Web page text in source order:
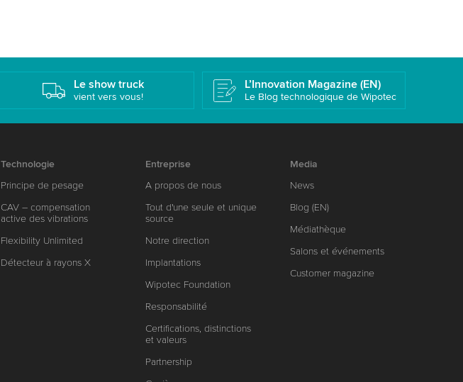
Le show truck
vient vers vous!
L’Innovation Magazine (EN)
Le Blog technologique de Wipotec
Technologie
Principe de pesage
CAV – compensation
active des vibrations
Flexibility Unlimited
Détecteur à rayons X
Entreprise
A propos de nous
Tout d'une seule et unique
source
Notre direction
Implantations
Wipotec Foundation
Responsabilité
Certifications, distinctions
et valeurs
Partnership
Media
News
Blog (EN)
Médiathèque
Salons et événements
Customer magazine